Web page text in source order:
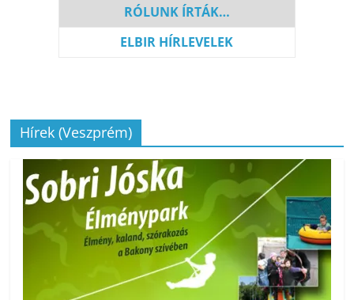
RÓLUNK ÍRTÁK…
ELBIR HÍRLEVELEK
Hírek (Veszprém)